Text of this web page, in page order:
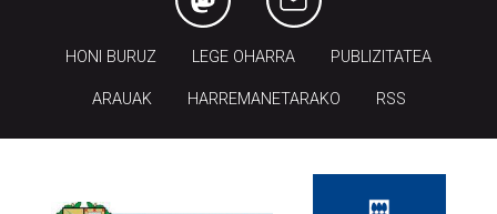
HONI BURUZ LEGE OHARRA PUBLIZITATEA
ARAUAK HARREMANETARAKO RSS